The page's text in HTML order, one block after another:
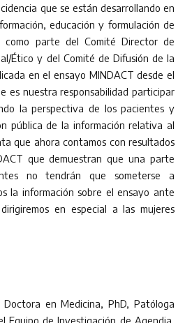
que se están desarrollando en
educación y formulación de
como parte del Comité Director de
Ético y del Comité de Difusión de la
en el ensayo MINDACT desde el
es nuestra responsabilidad participar
la perspectiva de los pacientes y
pública de la información relativa al
que ahora contamos con resultados
que demuestran que una parte
no tendrán que someterse a
la información sobre el ensayo ante
en especial a las mujeres
Doctora en Medicina, PhD, Patóloga
Equipo de Investigación de Agendia,